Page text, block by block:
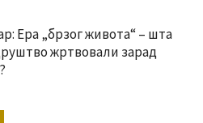
Ера „брзог живота“ – шта
жртвовали зарад